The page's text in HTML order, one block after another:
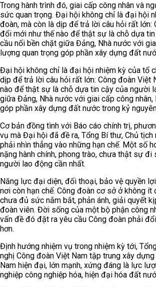
Trong hành trình đó, giai cấp công nhân và
sức quan trọng. Đại hội không chỉ là đại hội
đoàn, mà còn là dịp để trả lời câu hỏi rất lớn:
đổi mới như thế nào để thật sự là chỗ dựa
cầu nối bền chặt giữa Đảng, Nhà nước với
lượng quan trọng góp phần xây dựng đất
Đại hội không chỉ là đại hội nhiệm kỳ của tổ
dịp để trả lời câu hỏi rất lớn: Công đoàn Việt
nào để thật sự là chỗ dựa tin cậy của người
giữa Đảng, Nhà nước với giai cấp công
góp phần xây dựng đất nước trong kỷ
Cơ bản đồng tình với Báo cáo chính trị,
vụ mà Đại hội đã đề ra, Tổng Bí thư, Chủ tịch
phải nhìn thẳng vào những hạn chế. Một số
nặng hành chính, phong trào, chưa thật sự đi
người lao động cần nhất.
Năng lực đại diện, đối thoại, bảo vệ quyền
nơi còn hạn chế. Công đoàn cơ sở ở không ít
chưa đủ sức nắm bắt, phản ánh, giải quyết
đoàn viên. Đời sống của một bộ phận công
vấn đề đó đặt ra yêu cầu Công đoàn phải
hơn.
Định hướng nhiệm vụ trong nhiệm kỳ tới,
nghị Công đoàn Việt Nam tập trung xây
Nam hiện đại, lớn mạnh, xứng đáng là lực
nghiệp công nghiệp hóa, hiện đại hóa đất